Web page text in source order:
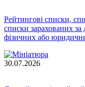
Рейтингові списки,
списки зарахованих
фізичних або
30.07.2026